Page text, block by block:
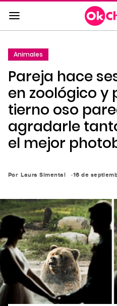
Saltar
al
contenido
a
la
navegación
principal
Animales
Pareja hace
en zoológico y
tierno oso
agradarle
el mejor
Por Laura Simental 16 de